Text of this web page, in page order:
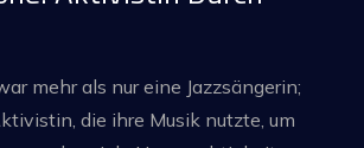
mehr als nur eine Jazzsängerin;
die ihre Musik nutzte, um